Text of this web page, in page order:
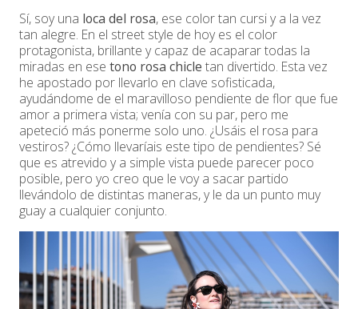
Sí, soy una loca del rosa, ese color tan cursi y a la vez
tan alegre. En el street style de hoy es el color
protagonista, brillante y capaz de acaparar todas la
miradas en ese tono rosa chicle tan divertido. Esta vez
he apostado por llevarlo en clave sofisticada,
ayudándome de el maravilloso pendiente de flor que fue
amor a primera vista; venía con su par, pero me
apeteció más ponerme solo uno. ¿Usáis el rosa para
vestiros? ¿Cómo llevaríais este tipo de pendientes? Sé
que es atrevido y a simple vista puede parecer poco
posible, pero yo creo que le voy a sacar partido
llevándolo de distintas maneras, y le da un punto muy
guay a cualquier conjunto.